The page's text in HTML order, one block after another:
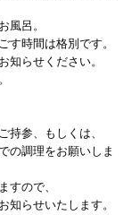
風呂。
す時間は格別です。
知らせください。
持参、もしくは、
の調理をお願いしま
すので、
知らせいたします。